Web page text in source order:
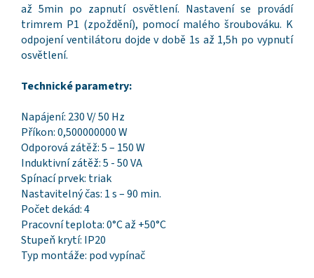
až 5min po zapnutí osvětlení. Nastavení se provádí
trimrem P1 (zpoždění), pomocí malého šroubováku. K
odpojení ventilátoru dojde v době 1s až 1,5h po vypnutí
osvětlení.
Technické parametry:
Napájení: 230 V/ 50 Hz
Příkon: 0,500000000 W
Odporová zátěž: 5 – 150 W
Induktivní zátěž: 5 - 50 VA
Spínací prvek: triak
Nastavitelný čas: 1 s – 90 min.
Počet dekád: 4
Pracovní teplota: 0°C až +50°C
Stupeň krytí: IP20
Typ montáže: pod vypínač